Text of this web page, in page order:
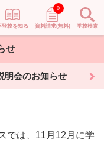
登校を知る 資料請求(無料)
0
学校検索
せ
明会のお知らせ
では、11月12月に学